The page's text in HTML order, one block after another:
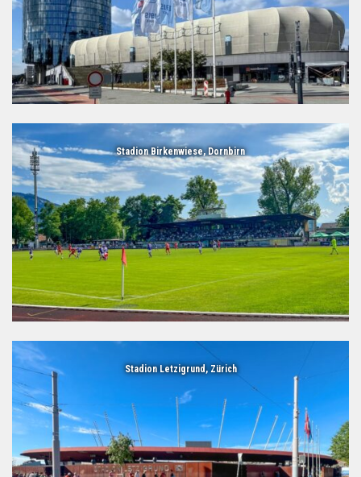
Stadion Birkenwiese, Dornbirn
Stadion Letzigrund, Zürich